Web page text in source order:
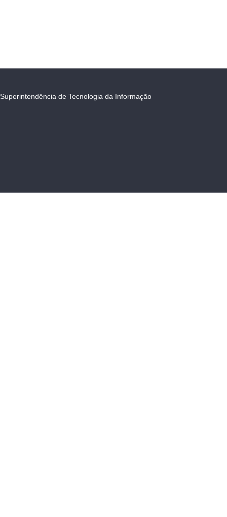
Superintendência de Tecnologia da Informação